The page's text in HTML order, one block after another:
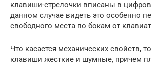
клавиши-стрелочки вписаны в
данном случае видеть это особенно
свободного места по бокам от
Что касается механических свойств,
клавиши жесткие и шумные, причем